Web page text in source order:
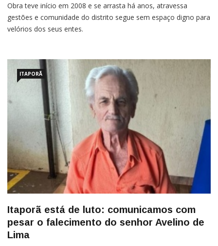
Obra teve início em 2008 e se arrasta há anos, atravessa
gestões e comunidade do distrito segue sem espaço digno para
velórios dos seus entes.
ITAPORÃ
Itaporã está de luto: comunicamos com
pesar o falecimento do senhor Avelino de
Lima